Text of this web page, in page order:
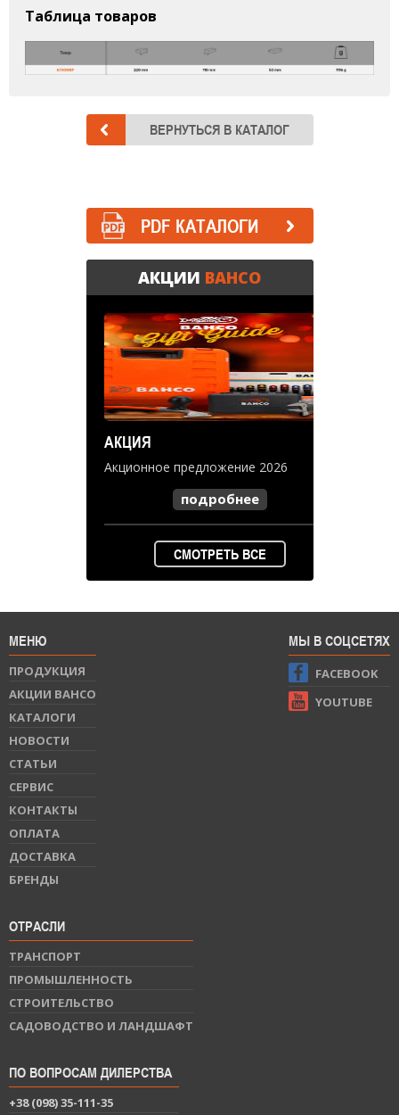
Таблица товаров
PDF КАТАЛОГИ
АКЦИИ BAHCO
АКЦИЯ
Акционное предложение 2026
подробнее
СМОТРЕТЬ ВСЕ
МЕНЮ
ПРОДУКЦИЯ
АКЦИИ BAHCO
КАТАЛОГИ
НОВОСТИ
СТАТЬИ
СЕРВИС
КОНТАКТЫ
ОПЛАТА
ДОСТАВКА
БРЕНДЫ
ОТРАСЛИ
ТРАНСПОРТ
ПРОМЫШЛЕННОСТЬ
СТРОИТЕЛЬСТВО
САДОВОДСТВО И ЛАНДШАФТ
ПО ВОПРОСАМ ДИЛЕРСТВА
+38 (098) 35-111-35
МЫ В СОЦСЕТЯХ
FACEBOOK
YOUTUBE